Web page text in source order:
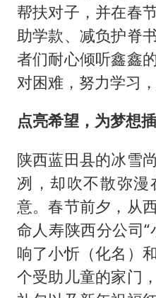
帮扶对子，并在春
助学款、减负护脊
者们耐心倾听鑫鑫
对困难，努力学习
点亮希望，为梦想
陕西蓝田县的冰雪
冽，却吹不散弥
意。春节前夕，从
命人寿陕西分公司
响了小忻（化名）
个受助儿童的家门